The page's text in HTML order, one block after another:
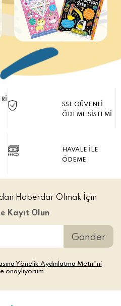
SSL GÜVENLİ
ÖDEME SİSTEMİ
HAVALE İLE
ÖDEME
Haberdar Olmak İçin
Kayıt Olun
Gönder
Yönelik Aydınlatma Metni’ni
onaylıyorum.